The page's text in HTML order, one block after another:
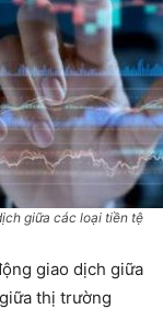
giữa các loại tiền tệ
giao dịch giữa
thị trường